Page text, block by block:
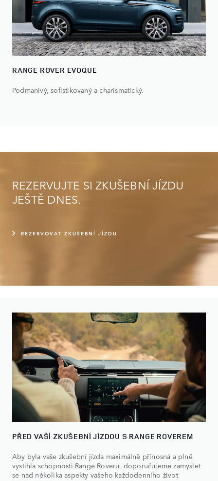
RANGE ROVER EVOQUE
Podmanivý, sofistikovaný a charismatický.
REZERVUJTE SI ZKUŠEBNÍ JÍZDU
JEŠTĚ DNES.
REZERVOVAT ZKUŠEBNÍ JÍZDU
PŘED VAŠÍ ZKUŠEBNÍ JÍZDOU S RANGE ROVEREM
Aby byla vaše zkušební jízda maximálně přínosná a plně
vystihla schopnosti Range Roveru, doporučujeme zamyslet
se nad několika aspekty vašeho každodenního život